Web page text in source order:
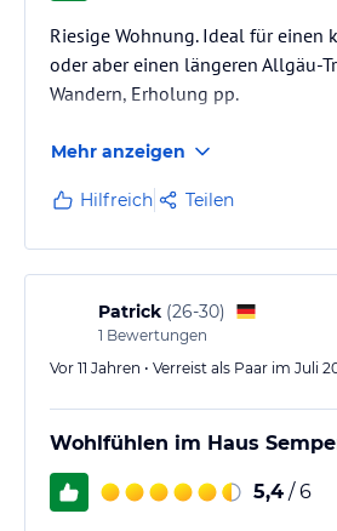
Riesige Wohnung. Ideal für einen
oder aber einen längeren Allgäu-
Wandern, Erholung pp.
Mehr anzeigen
Hilfreich Teilen
Patrick (26-30)
1 Bewertungen
Vor 11 Jahren • Verreist als Paar im Juli
Wohlfühlen im Haus
5,4 / 6